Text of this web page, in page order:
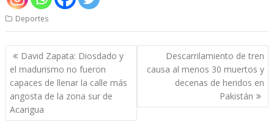
Deportes
Navegación
de
entradas
David Zapata: Diosdado y
el madurismo no fueron
capaces de llenar la calle más
angosta de la zona sur de
Acarigua
Descarrilamiento de tren
causa al menos 30 muertos y
decenas de heridos en
Pakistán